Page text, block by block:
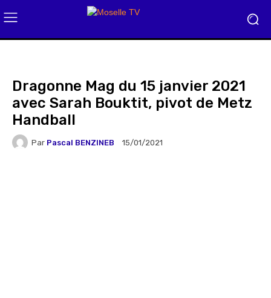
Dragonne Mag du 15 janvier 2021
avec Sarah Bouktit, pivot de Metz
Handball
Par Pascal BENZINEB 15/01/2021